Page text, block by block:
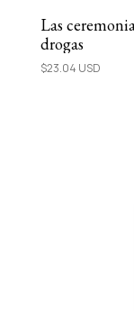
Las
drogas
$23.04 USD